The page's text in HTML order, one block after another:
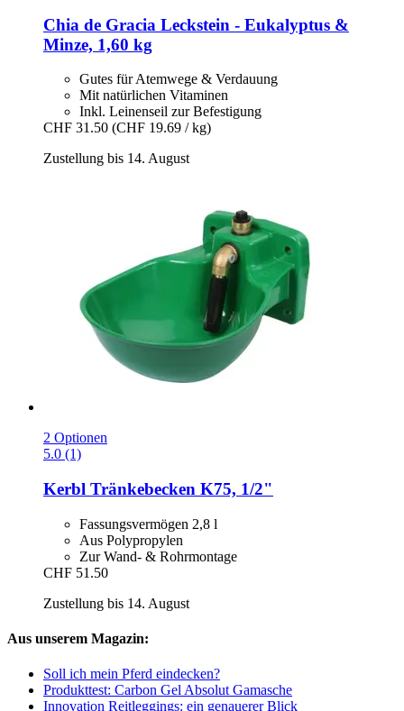
Chia de Gracia Leckstein -​ Eukalyptus &
Minze, 1,60 kg
Gutes für Atemwege & Verdauung
Mit natürlichen Vitaminen
Inkl. Leinenseil zur Befestigung
CHF 31.50 (CHF 19.69 / kg)
Zustellung bis 14. August
2 Optionen
5.0 (1)
Kerbl Tränkebecken K75, 1/2"
Fassungsvermögen 2,8 l
Aus Polypropylen
Zur Wand- & Rohrmontage
CHF 51.50
Zustellung bis 14. August
Aus unserem Magazin:
Soll ich mein Pferd eindecken?
Produkttest: Carbon Gel Absolut Gamasche
Innovation Reitleggings: ein genauerer Blick